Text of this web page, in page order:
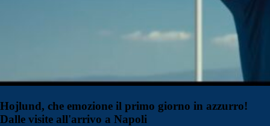
Hojlund, che emozione il primo giorno in azzurro!
Dalle visite all'arrivo a Napoli